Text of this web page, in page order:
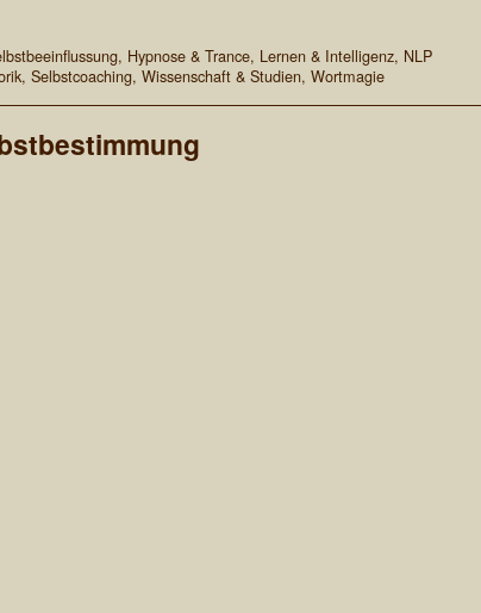
, Hypnose & Trance, Lernen & Intelligenz, NLP
, Selbstcoaching, Wissenschaft & Studien, Wortmagie